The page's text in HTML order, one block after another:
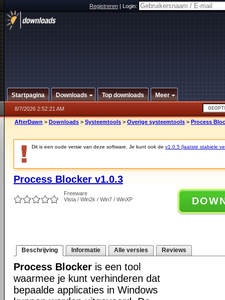
Registreren|Login:
Startpagina Downloads Top downloads Meer
8/7/2026 2:52:21 AM
AfterDawn > Downloads > Systeemtools > Overige systeemtools > Process
Dit is een oude versie van deze software. Je kunt ook de v1.0.5 (laatste stabiele
Process Blocker v1.0.3
Freeware
Vista / Win2k / Win7 / WinXP
Beschrijving Informatie Alle versies Reviews
Process Blocker is een tool
waarmee je kunt verhinderen dat
bepaalde applicaties in Windows